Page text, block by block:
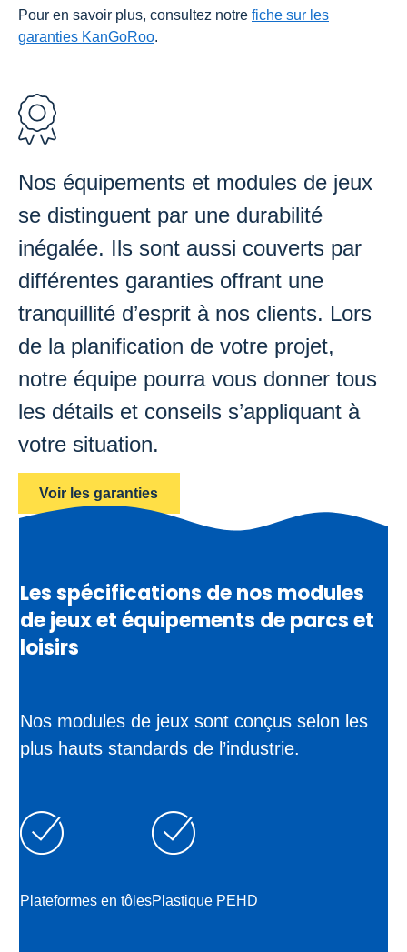
Pour en savoir plus, consultez notre fiche sur les
garanties KanGoRoo.
Nos équipements et modules de jeux
se distinguent par une durabilité
inégalée. Ils sont aussi couverts par
différentes garanties offrant une
tranquillité d’esprit à nos clients. Lors
de la planification de votre projet,
notre équipe pourra vous donner tous
les détails et conseils s’appliquant à
votre situation.
Voir les garanties
Les spécifications de nos modules
de jeux et équipements de parcs et
loisirs
Nos modules de jeux sont conçus selon les
plus hauts standards de l’industrie.
Plateformes en tôlesPlastique PEHD